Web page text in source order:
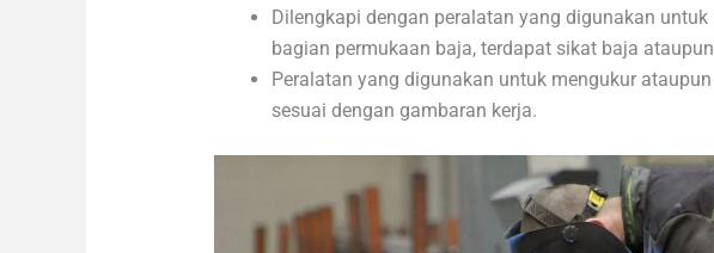
Dilengkapi dengan peralatan yang digunakan
bagian permukaan baja, terdapat sikat baja
Peralatan yang digunakan untuk mengukur
sesuai dengan gambaran kerja.